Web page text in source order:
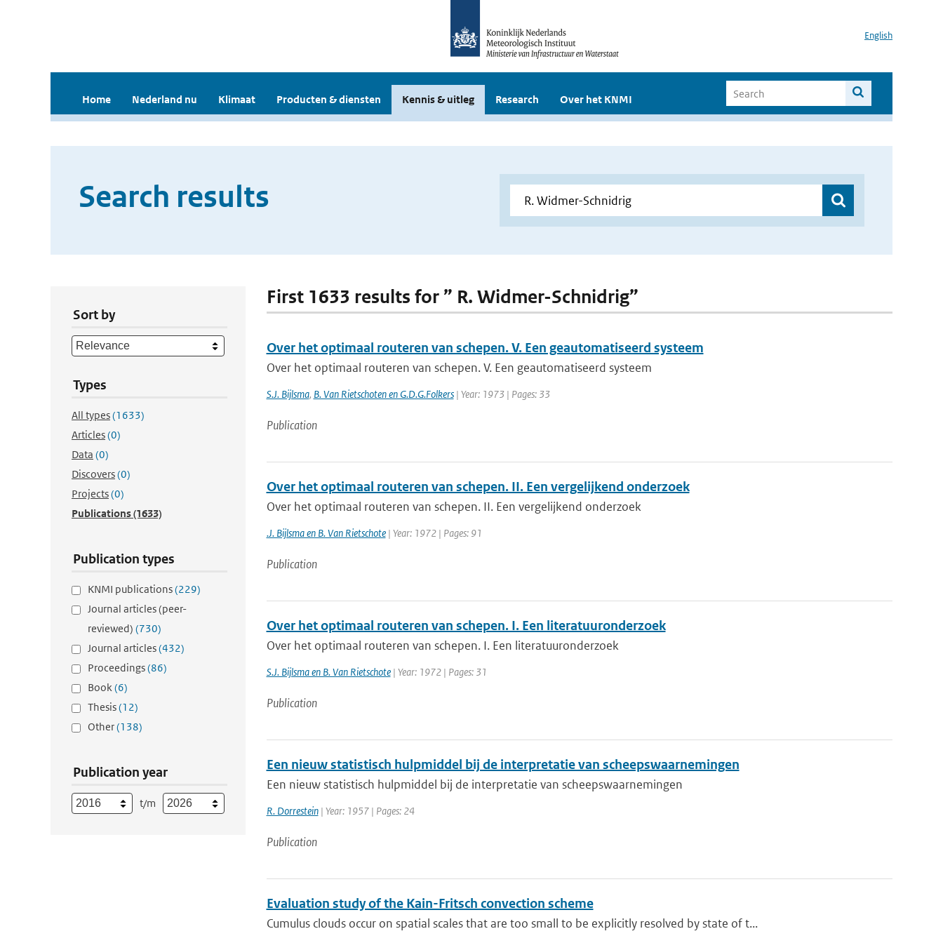
English
Home Nederland nu Klimaat Producten & diensten Kennis & uitleg Research Over het KNMI
Search results
Sort by
Types
All types(1633)
Articles(0)
Data (0)
Discovers(0)
Projects(0)
Publications(1633)
Publication types
KNMI publications(229)
Journal articles (peer-
reviewed) (730)
Journal articles(432)
Proceedings(86)
Book(6)
Thesis(12)
Other(138)
Publication year
t/m
First 1633 results for ” R. Widmer-Schnidrig”
Over het optimaal routeren van schepen. V. Een geautomatiseerd systeem
Over het optimaal routeren van schepen. V. Een geautomatiseerd systeem
S.J. Bijlsma, B. Van Rietschoten en G.D.G.Folkers| Year: 1973 | Pages: 33
Publication
Over het optimaal routeren van schepen. II. Een vergelijkend onderzoek
Over het optimaal routeren van schepen. II. Een vergelijkend onderzoek
.J. Bijlsma en B. Van Rietschote| Year: 1972 | Pages: 91
Publication
Over het optimaal routeren van schepen. I. Een literatuuronderzoek
Over het optimaal routeren van schepen. I. Een literatuuronderzoek
S.J. Bijlsma en B. Van Rietschote| Year: 1972 | Pages: 31
Publication
Een nieuw statistisch hulpmiddel bij de interpretatie van scheepswaarnemingen
Een nieuw statistisch hulpmiddel bij de interpretatie van scheepswaarnemingen
R. Dorrestein| Year: 1957 | Pages: 24
Publication
Evaluation study of the Kain-Fritsch convection scheme
Cumulus clouds occur on spatial scales that are too small to be explicitly resolved by state of t...